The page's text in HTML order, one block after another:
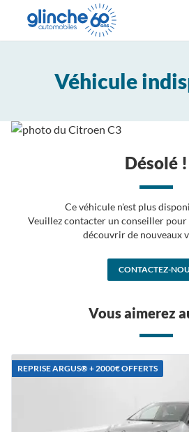
Véhicule
Désolé !
Ce véhicule n'est plus
Veuillez contacter un conseiller
découvrir de nouveaux
CONTACTEZ-
Vous aimerez
REPRISE ARGUS®️ + 2000€ OFFERTS